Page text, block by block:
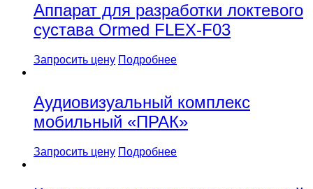
Аппарат для разработки локтевого
сустава Ormed FLEX-F03
Запросить цену Подробнее
Аудиовизуальный комплекс
мобильный «ПРАК»
Запросить цену Подробнее